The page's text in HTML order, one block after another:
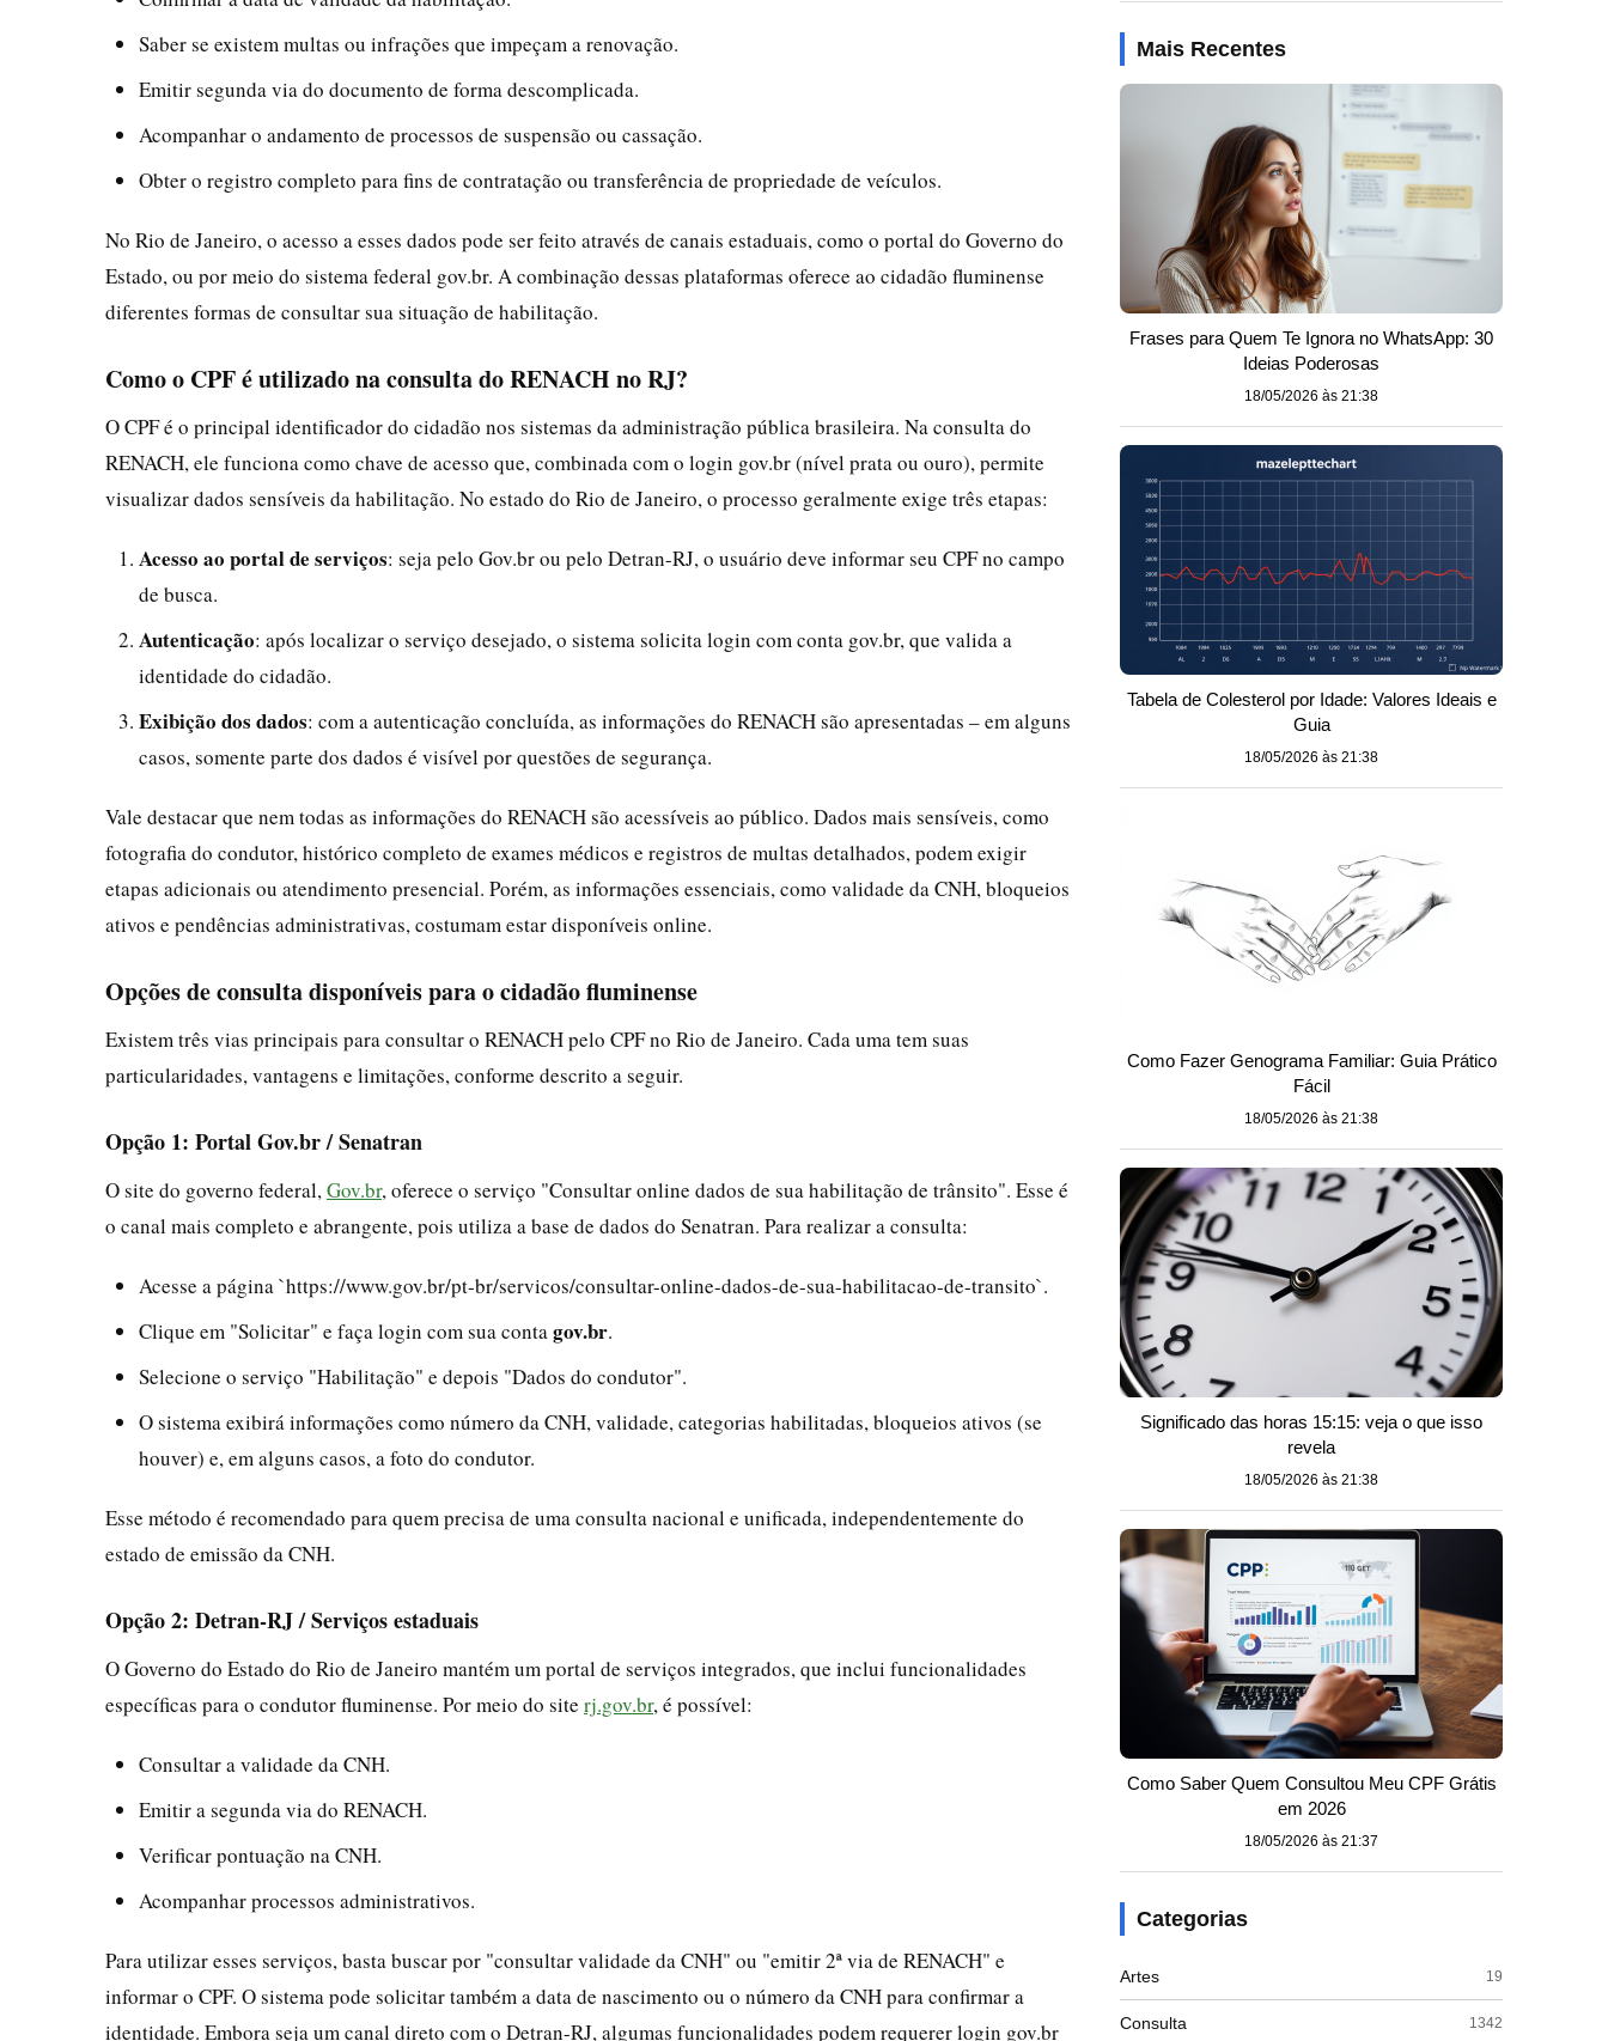
Saber se existem multas ou infrações que impeçam a renovação.
Emitir segunda via do documento de forma descomplicada.
Acompanhar o andamento de processos de suspensão ou cassação.
Obter o registro completo para fins de contratação ou transferência de propriedade de veículos.
No Rio de Janeiro, o acesso a esses dados pode ser feito através de canais estaduais, como o portal do Governo do
Estado, ou por meio do sistema federal gov.br. A combinação dessas plataformas oferece ao cidadão fluminense
diferentes formas de consultar sua situação de habilitação.
Como o CPF é utilizado na consulta do RENACH no RJ?
O CPF é o principal identificador do cidadão nos sistemas da administração pública brasileira. Na consulta do
RENACH, ele funciona como chave de acesso que, combinada com o login gov.br (nível prata ou ouro), permite
visualizar dados sensíveis da habilitação. No estado do Rio de Janeiro, o processo geralmente exige três etapas:
Acesso ao portal de serviços: seja pelo Gov.br ou pelo Detran-RJ, o usuário deve informar seu CPF no campo
de busca.
Autenticação: após localizar o serviço desejado, o sistema solicita login com conta gov.br, que valida a
identidade do cidadão.
Exibição dos dados: com a autenticação concluída, as informações do RENACH são apresentadas – em alguns
casos, somente parte dos dados é visível por questões de segurança.
Vale destacar que nem todas as informações do RENACH são acessíveis ao público. Dados mais sensíveis, como
fotografia do condutor, histórico completo de exames médicos e registros de multas detalhados, podem exigir
etapas adicionais ou atendimento presencial. Porém, as informações essenciais, como validade da CNH, bloqueios
ativos e pendências administrativas, costumam estar disponíveis online.
Opções de consulta disponíveis para o cidadão fluminense
Existem três vias principais para consultar o RENACH pelo CPF no Rio de Janeiro. Cada uma tem suas
particularidades, vantagens e limitações, conforme descrito a seguir.
Opção 1: Portal Gov.br / Senatran
O site do governo federal, Gov.br, oferece o serviço "Consultar online dados de sua habilitação de trânsito". Esse é
o canal mais completo e abrangente, pois utiliza a base de dados do Senatran. Para realizar a consulta:
Acesse a página `https://www.gov.br/pt-br/servicos/consultar-online-dados-de-sua-habilitacao-de-transito`.
Clique em "Solicitar" e faça login com sua conta gov.br.
Selecione o serviço "Habilitação" e depois "Dados do condutor".
O sistema exibirá informações como número da CNH, validade, categorias habilitadas, bloqueios ativos (se
houver) e, em alguns casos, a foto do condutor.
Esse método é recomendado para quem precisa de uma consulta nacional e unificada, independentemente do
estado de emissão da CNH.
Opção 2: Detran-RJ / Serviços estaduais
O Governo do Estado do Rio de Janeiro mantém um portal de serviços integrados, que inclui funcionalidades
específicas para o condutor fluminense. Por meio do site rj.gov.br, é possível:
Consultar a validade da CNH.
Emitir a segunda via do RENACH.
Verificar pontuação na CNH.
Acompanhar processos administrativos.
Para utilizar esses serviços, basta buscar por "consultar validade da CNH" ou "emitir 2ª via de RENACH" e
informar o CPF. O sistema pode solicitar também a data de nascimento ou o número da CNH para confirmar a
identidade. Embora seja um canal direto com o Detran-RJ, algumas funcionalidades podem requerer login gov.br
Mais Recentes
Frases para Quem Te Ignora no WhatsApp: 30
Ideias Poderosas
18/05/2026 às 21:38
Tabela de Colesterol por Idade: Valores Ideais e
Guia
18/05/2026 às 21:38
Como Fazer Genograma Familiar: Guia Prático
Fácil
18/05/2026 às 21:38
Significado das horas 15:15: veja o que isso
revela
18/05/2026 às 21:38
Como Saber Quem Consultou Meu CPF Grátis
em 2026
18/05/2026 às 21:37
Categorias
Artes 19
Consulta 1342